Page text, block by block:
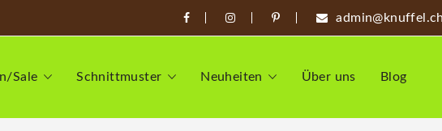
admin@knuffel.ch
Sale Schnittmuster Neuheiten Über uns Blog